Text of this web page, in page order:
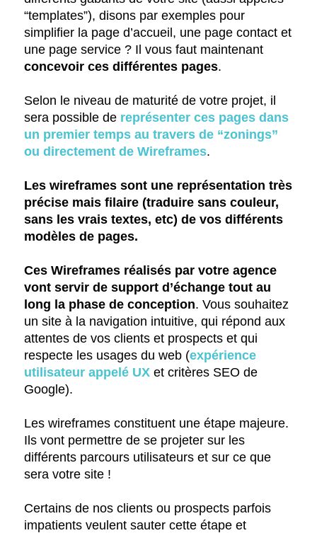
“templates”), disons par exemples pour
simplifier la page d’accueil, une page contact et
une page service ? Il vous faut maintenant
concevoir ces différentes pages.
Selon le niveau de maturité de votre projet, il
sera possible de représenter ces pages dans
un premier temps au travers de “zonings”
ou directement de Wireframes.
Les wireframes sont une représentation très
précise mais filaire (traduire sans couleur,
sans les vrais textes, etc) de vos différents
modèles de pages.
Ces Wireframes réalisés par votre agence
vont servir de support d’échange tout au
long la phase de conception. Vous souhaitez
un site à la navigation intuitive, qui répond aux
attentes de vos clients et prospects et qui
respecte les usages du web (expérience
utilisateur appelé UXet critères SEO de
Google).
Les wireframes constituent une étape majeure.
Ils vont permettre de se projeter sur les
différents parcours utilisateurs et sur ce que
sera votre site !
Certains de nos clients ou prospects parfois
impatients veulent sauter cette étape et